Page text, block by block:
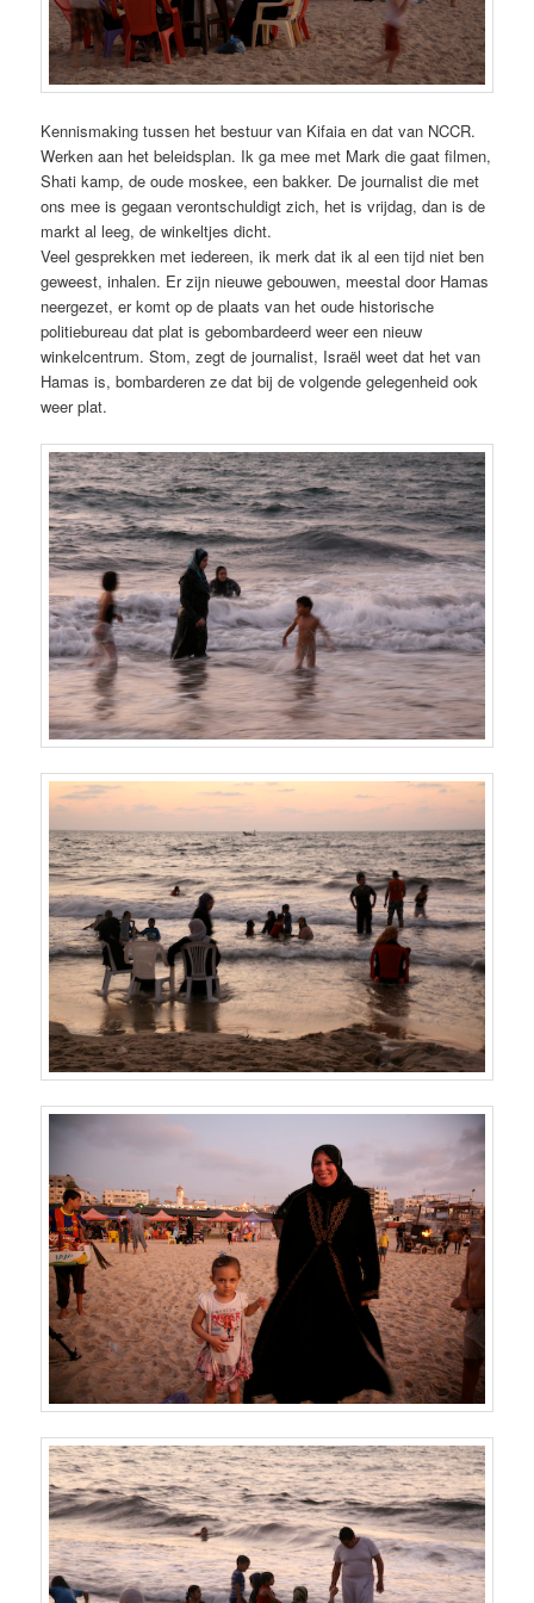
Kennismaking tussen het bestuur van Kifaia en dat van NCCR.
Werken aan het beleidsplan. Ik ga mee met Mark die gaat filmen,
Shati kamp, de oude moskee, een bakker. De journalist die met
ons mee is gegaan verontschuldigt zich, het is vrijdag, dan is de
markt al leeg, de winkeltjes dicht.
Veel gesprekken met iedereen, ik merk dat ik al een tijd niet ben
geweest, inhalen. Er zijn nieuwe gebouwen, meestal door Hamas
neergezet, er komt op de plaats van het oude historische
politiebureau dat plat is gebombardeerd weer een nieuw
winkelcentrum. Stom, zegt de journalist, Israël weet dat het van
Hamas is, bombarderen ze dat bij de volgende gelegenheid ook
weer plat.